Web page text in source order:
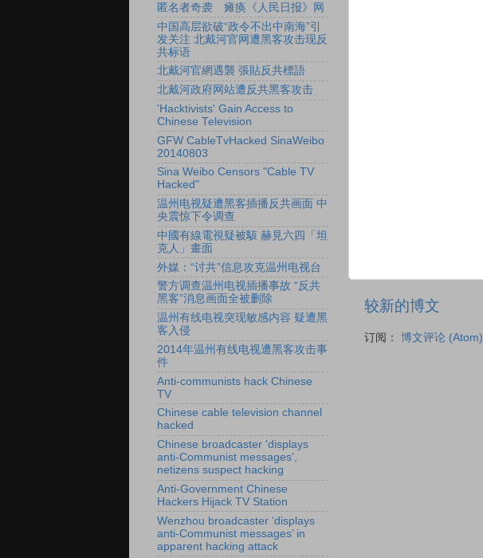
较新的博文
订阅： 博文评论 (Atom)
匿名者奇袭 瘫痪《人民日报》网
中国高层欲破“政令不出中南海”引
发关注 北戴河官网遭黑客攻击现反
共标语
北戴河官網遇襲 張貼反共標語
北戴河政府网站遭反共黑客攻击
'Hacktivists' Gain Access to
Chinese Television
GFW CableTvHacked SinaWeibo
20140803
Sina Weibo Censors "Cable TV
Hacked"
温州电视疑遭黑客插播反共画面 中
央震惊下令调查
中國有線電視疑被駭 赫見六四「坦
克人」畫面
外媒：“讨共”信息攻克温州电视台
警方调查温州电视插播事故 “反共
黑客”消息画面全被删除
温州有线电视突现敏感内容 疑遭黑
客入侵
2014年温州有线电视遭黑客攻击事
件
Anti-communists hack Chinese
TV
Chinese cable television channel
hacked
Chinese broadcaster 'displays
anti-Communist messages',
netizens suspect hacking
Anti-Government Chinese
Hackers Hijack TV Station
Wenzhou broadcaster ‘displays
anti-Communist messages’ in
apparent hacking attack